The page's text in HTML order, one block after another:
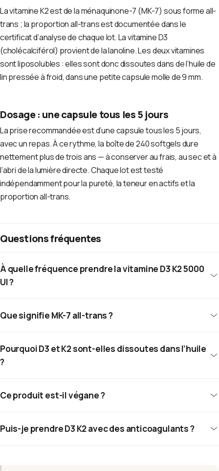
La vitamine K2 est de la ménaquinone-7 (MK-7) sous forme all-
trans ; la proportion all-trans est documentée dans le
certificat d’analyse de chaque lot. La vitamine D3
(cholécalciférol) provient de la lanoline. Les deux vitamines
sont liposolubles : elles sont donc dissoutes dans de l’huile de
lin pressée à froid, dans une petite capsule molle de 9 mm.
Dosage : une capsule tous les 5 jours
La prise recommandée est d’une capsule tous les 5 jours,
avec un repas. À ce rythme, la boîte de 240 softgels dure
nettement plus de trois ans — à conserver au frais, au sec et à
l’abri de la lumière directe. Chaque lot est testé
indépendamment pour la pureté, la teneur en actifs et la
proportion all-trans.
Questions fréquentes
À quelle fréquence prendre la vitamine D3 K2 5000
UI ?
Que signifie MK-7 all-trans ?
Pourquoi D3 et K2 sont-elles dissoutes dans l’huile
?
Ce produit est-il végane ?
Puis-je prendre D3 K2 avec des anticoagulants ?